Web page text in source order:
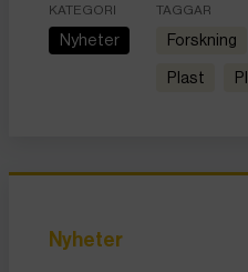
KATEGORI
Nyheter
TAGGAR
forskning
plast
Nyheter